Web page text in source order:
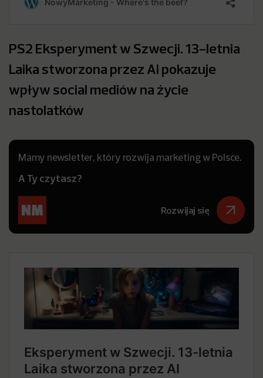
PS2 Eksperyment w Szwecji. 13-letnia
Laika stworzona przez AI pokazuje
wpływ social mediów na życie
nastolatków
Mamy newsletter, który rozwija marketing w Polsce.
A Ty czytasz?
Rozwijaj się